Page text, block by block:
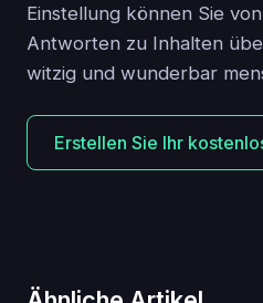
Einstellung können Sie
Antworten zu Inhalten
witzig und wunderbar
Erstellen Sie Ihr